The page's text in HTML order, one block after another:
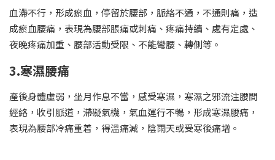
血滯不行，形成瘀血，停留於腰部，脈絡不通，不通則痛，造
成瘀血腰痛，表現為腰部脹痛或刺痛、疼痛持續、處有定處、
夜晚疼痛加重、腰部活動受限、不能彎腰、轉側等。
3.寒濕腰痛
產後身體虛弱，坐月作息不當，感受寒濕，寒濕之邪流注腰間
經絡，收引脈道，滯礙氣機，氣血運行不暢，形成寒濕腰痛，
表現為腰部冷痛重着，得溫痛減，陰雨天或受寒後痛增。